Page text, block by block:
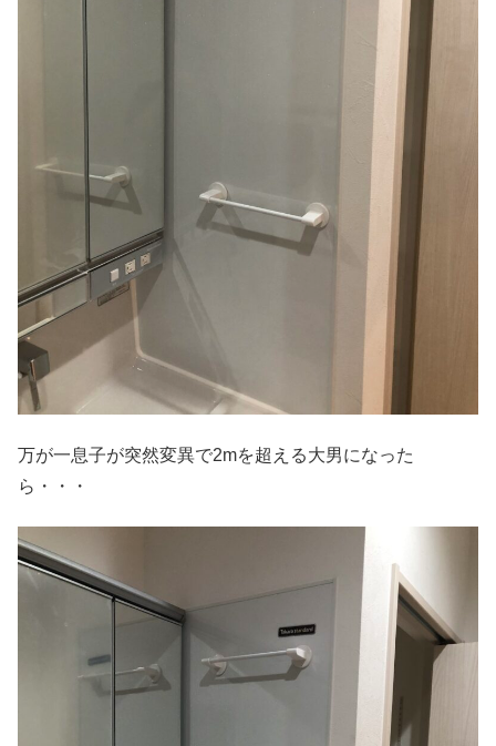
万が一息子が突然変異で2mを超える大男になった
ら・・・